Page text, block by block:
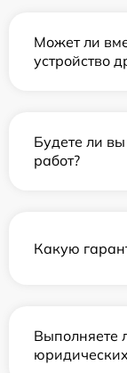
Может ли
устройство
Будете ли
работ?
Какую
Выполняете